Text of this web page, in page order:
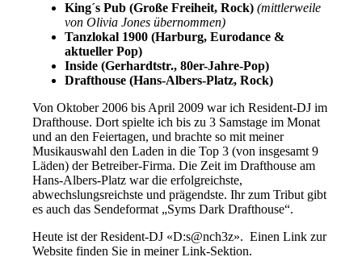
King´s Pub (Große Freiheit, Rock)(mittlerweile
von Olivia Jones übernommen)
Tanzlokal 1900 (Harburg, Eurodance &
aktueller Pop)
Inside (Gerhardtstr., 80er-Jahre-Pop)
Drafthouse (Hans-Albers-Platz, Rock)
Von Oktober 2006 bis April 2009 war ich Resident-DJ im
Drafthouse. Dort spielte ich bis zu 3 Samstage im Monat
und an den Feiertagen, und brachte so mit meiner
Musikauswahl den Laden in die Top 3 (von insgesamt 9
Läden) der Betreiber-Firma. Die Zeit im Drafthouse am
Hans-Albers-Platz war die erfolgreichste,
abwechslungsreichste und prägendste. Ihr zum Tribut gibt
es auch das Sendeformat „Syms Dark Drafthouse“.
Heute ist der Resident-DJ «D:s@nch3z». Einen Link zur
Website finden Sie in meiner Link-Sektion.